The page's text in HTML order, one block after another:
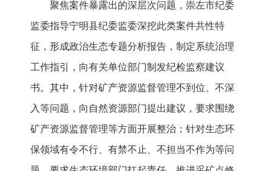
聚焦案件暴露出的深层次问题，崇左市纪委
监委指导宁明县纪委监委深挖此类案件共性特
征，形成政治生态专题分析报告，制定系统治理
工作指引，向有关单位部门制发纪检监察建议
书。其中，针对矿产资源监督管理不到位、不深
入等问题，向自然资源部门提出建议，要求围绕
矿产资源监督管理等方面开展整治；针对生态环
保领域有令不行、有禁不止、不担当不作为等问